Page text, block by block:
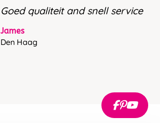
Goed qualiteit and snell service
James
Den Haag